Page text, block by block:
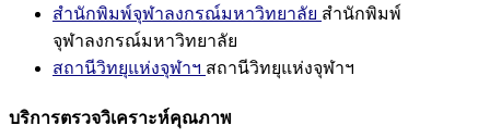
สำนักพิมพ์จุฬาลงกรณ์มหาวิทยาลัย สำนักพิมพ์
จุฬาลงกรณ์มหาวิทยาลัย
สถานีวิทยุแห่งจุฬาฯ สถานีวิทยุแห่งจุฬาฯ
บริการตรวจวิเคราะห์คุณภาพ